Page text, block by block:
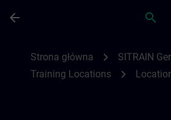
arrow_back search
Strona główna chevron_right SITRAIN
Training Locations chevron_right